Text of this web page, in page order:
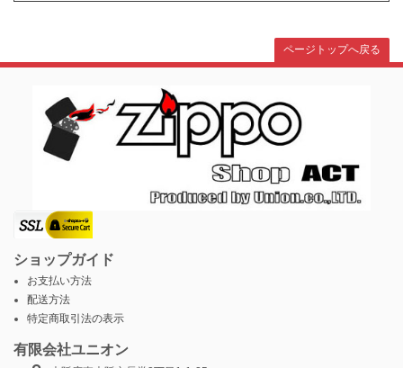
ページトップへ戻る
ショップガイド
お支払い方法
配送方法
特定商取引法の表示
有限会社ユニオン